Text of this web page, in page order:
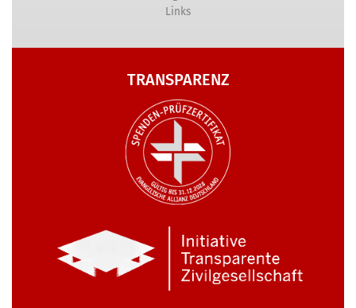
Links
TRANSPARENZ